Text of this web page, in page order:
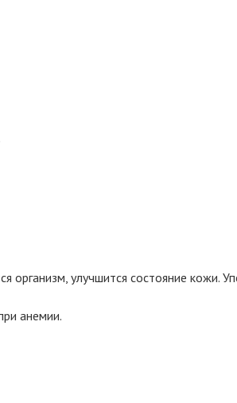
организм, улучшится состояние кожи.
анемии.